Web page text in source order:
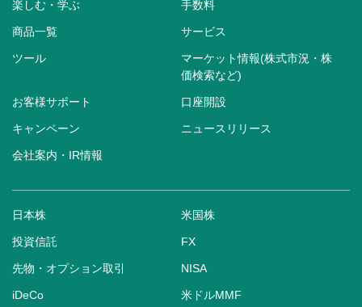
楽しむ・学ぶ 手数料
商品一覧 サービス
ツール
マーケット情報(株式市況・株
価検索など)
お客様サポート 口座開設
キャンペーン ニュースリリース
会社案内・IR情報
日本株 米国株
投資信託 FX
先物・オプション取引 NISA
iDeCo 米ドルMMF